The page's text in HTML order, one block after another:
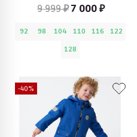
9 999 ₽ 7 000 ₽
92 98 104 110 116
122
128
-40%